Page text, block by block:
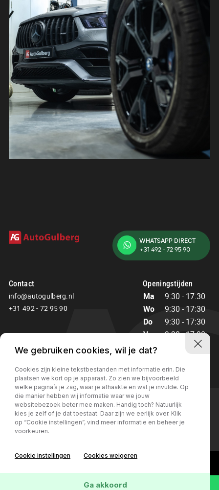
WHATSAPP DIRECT
+31 492 - 72 95 90
Contact
info@autogulberg.nl
+31 492 - 72 95 90
Openingstijden
Ma
9:30 - 17:30
Wo
9:30 - 17:30
Do
9:30 - 17:30
Vr
9:30 - 17:30
Za
10:00 - 15:00
Privacy
We gebruiken cookies, wil je dat?
Cookies zijn kleine tekstbestanden met informatie erin. Die
plaatsen we kort op je apparaat. Zo zien we bijvoorbeeld
welke pagina’s je zag, waar je afhaakte en wat je invulde. Op
die manier hebben wij informatie waar we jouw
websitebezoek beter mee maken. Handig toch? Natuurlijk
kies je zelf of je dat toestaat. Daar zijn we eerlijk over. Klik
op “Cookie instellingen”, vind meer informatie en beheer je
voorkeuren.
Cookie instellingen Cookies weigeren
Ga akkoord